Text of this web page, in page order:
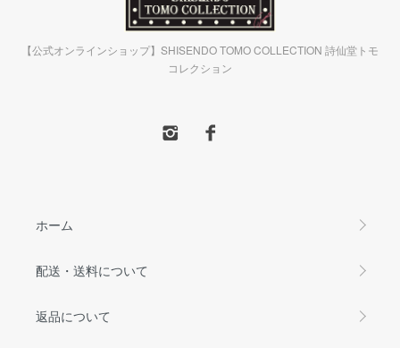
【公式オンラインショップ】SHISENDO TOMO COLLECTION 詩仙堂トモ
コレクション
ホーム
配送・送料について
返品について